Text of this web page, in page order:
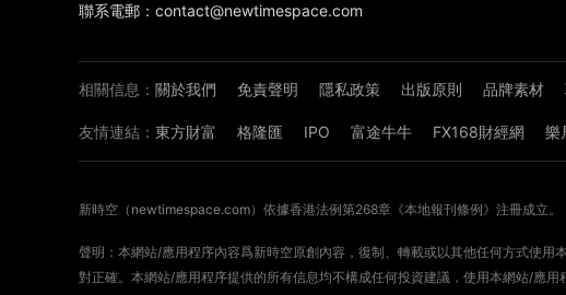
相關信息： 關於我們 免責聲明 隱私政策 出版原則 品牌素材
友情連結： 東方財富 格隆匯 IPO 富途牛牛 FX168財經網 樂
聯系電郵：contact@newtimespace.com
新時空（ newtimespace.com）依據香港法例第268章《本地報刊條例》注冊成立。
聲明：本網站/應用程序內容爲新時空原創內容，復制、轉載或以其他任何方式使
對正確。本網站/應用程序提供的所有信息均不構成任何投資建議，使用本網站/應用